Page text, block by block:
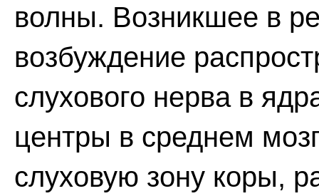
волны. Возникшее в
возбуждение
слухового нерва в
центры в среднем
слуховую зону коры,